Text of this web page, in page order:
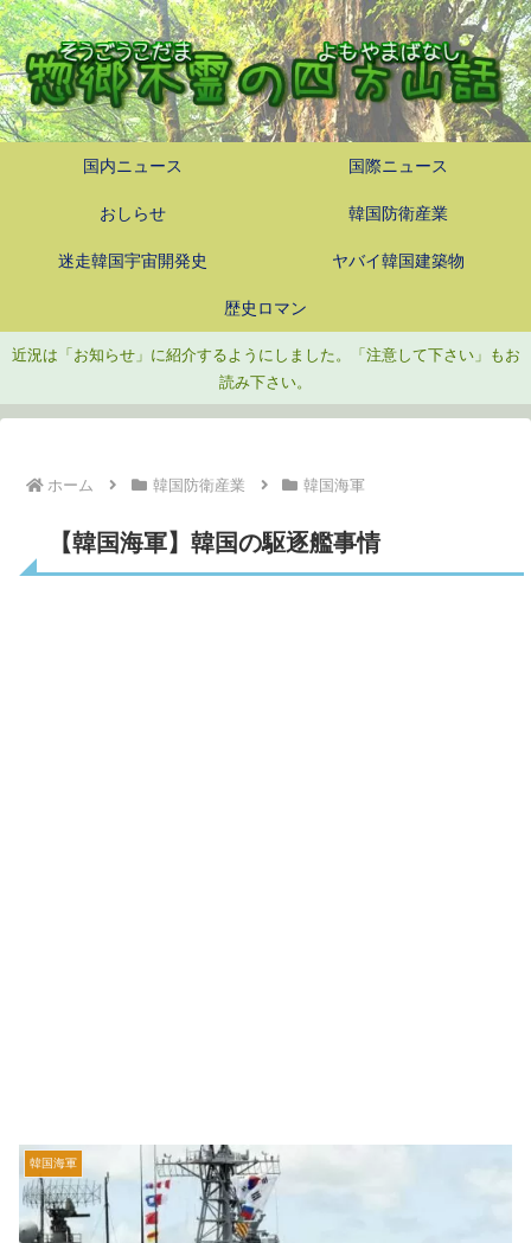
国内ニュース 国際ニュース
おしらせ 韓国防衛産業
迷走韓国宇宙開発史 ヤバイ韓国建築物
歴史ロマン
近況は「お知らせ」に紹介するようにしました。「注意して下さい」もお
読み下さい。
ホーム 韓国防衛産業 韓国海軍
【韓国海軍】韓国の駆逐艦事情
韓国海軍